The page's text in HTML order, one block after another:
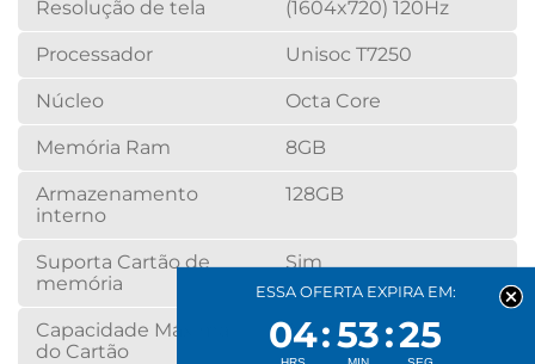
Resolução de tela (1604x720) 120Hz
Processador Unisoc T7250
Núcleo Octa Core
Memória Ram 8GB
Armazenamento
interno
128GB
Suporta Cartão de
memória
Sim
Capacidade Máxima
do Cartão
Até 2TB
ESSA OFERTA EXPIRA EM:
04 53 24